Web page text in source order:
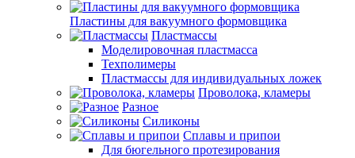
Пластины для вакуумного формовщика
Пластмассы
Моделировочная пластмасса
Техполимеры
Пластмассы для индивидуальных ложек
Проволока, кламеры
Разное
Силиконы
Сплавы и припои
Для бюгельного протезирования